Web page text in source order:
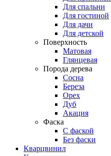
Для спальни
Для гостиной
Для дачи
Для детской
Поверхность
Матовая
Глянцевая
Порода дерева
Сосна
Береза
Орех
Дуб
Акация
Фаска
С фаской
Без фаски
Кварцвинил